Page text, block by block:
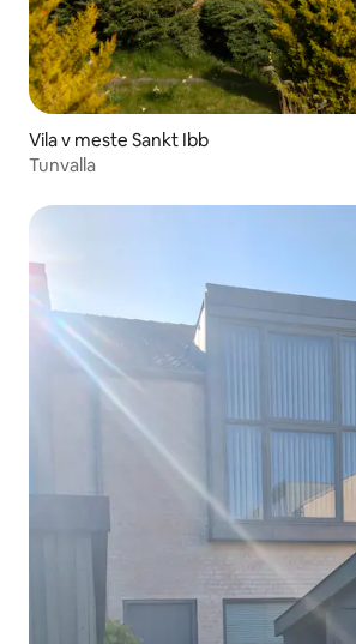
Vila v meste Sankt Ibb
Tunvalla